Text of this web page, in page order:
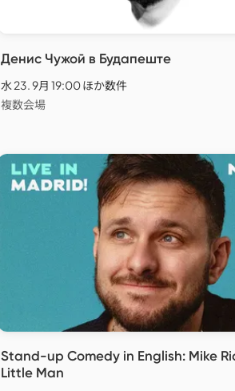
Денис Чужой в Будапеште
水 23. 9月 19:00 ほか数件
複数会場
Stand-up Comedy in English: Mike
Little Man